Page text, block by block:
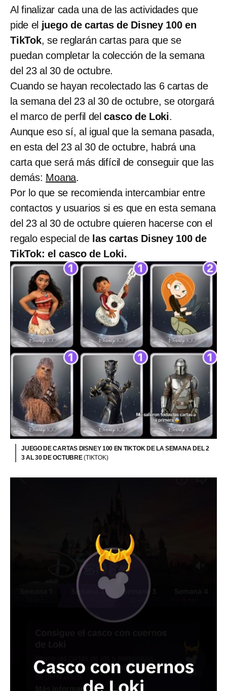
Al finalizar cada una de las actividades que
pide el juego de cartas de Disney 100 en
TikTok, se reglarán cartas para que se
puedan completar la colección de la semana
del 23 al 30 de octubre.
Cuando se hayan recolectado las 6 cartas de
la semana del 23 al 30 de octubre, se otorgará
el marco de perfil del casco de Loki.
Aunque eso sí, al igual que la semana pasada,
en esta del 23 al 30 de octubre, habrá una
carta que será más difícil de conseguir que las
demás: Moana.
Por lo que se recomienda intercambiar entre
contactos y usuarios si es que en esta semana
del 23 al 30 de octubre quieren hacerse con el
regalo especial delas cartas Disney 100 de
TikTok: el casco de Loki.
JUEGO DE CARTAS DISNEY 100 EN TIKTOK DE LA SEMANA DEL 2
3 AL 30 DE OCTUBRE(TIKTOK)